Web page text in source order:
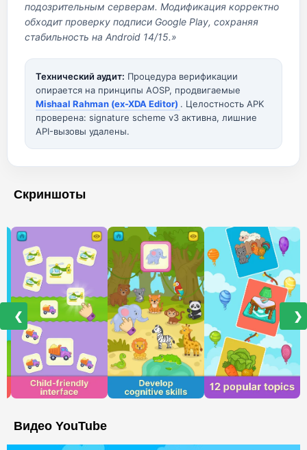
подозрительным серверам. Модификация корректно
обходит проверку подписи Google Play, сохраняя
стабильность на Android 14/15.»
Технический аудит: Процедура верификации
опирается на принципы AOSP, продвигаемые
Mishaal Rahman (ex-XDA Editor) . Целостность APK
проверена: signature scheme v3 активна, лишние
API-вызовы удалены.
Скриншоты
❮ ❯
Видео YouTube